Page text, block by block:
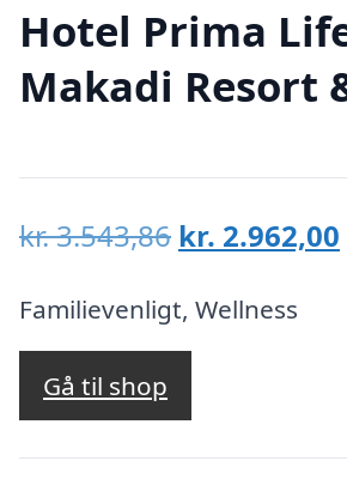
Hotel Prima
Makadi Resort
kr.3.543,86 Den
pris
var:
kr. 2.962,00
Familievenligt, Wellness
Gå til shop